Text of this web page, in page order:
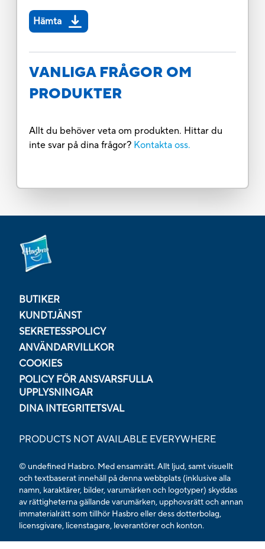
Hämta
VANLIGA FRÅGOR OM
PRODUKTER
Allt du behöver veta om produkten. Hittar du
inte svar på dina frågor? Kontakta oss.
BUTIKER
KUNDTJÄNST
SEKRETESSPOLICY
ANVÄNDARVILLKOR
COOKIES
POLICY FÖR ANSVARSFULLA
UPPLYSNINGAR
DINA INTEGRITETSVAL
PRODUCTS NOT AVAILABLE EVERYWHERE
© undefined Hasbro. Med ensamrätt. Allt ljud, samt visuellt
och textbaserat innehåll på denna webbplats (inklusive alla
namn, karaktärer, bilder, varumärken och logotyper) skyddas
av rättigheterna gällande varumärken, upphovsrätt och annan
immaterialrätt som tillhör Hasbro eller dess dotterbolag,
licensgivare, licenstagare, leverantörer och konton.